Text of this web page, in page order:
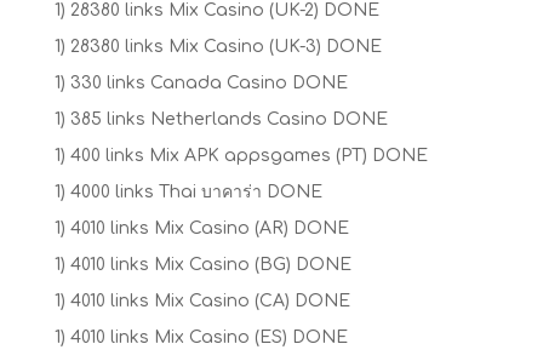
1) 28380 links Mix Casino (UK-2) DONE
1) 28380 links Mix Casino (UK-3) DONE
1) 330 links Canada Casino DONE
1) 385 links Netherlands Casino DONE
1) 400 links Mix APK appsgames (PT) DONE
1) 4000 links Thai บาคาร่า DONE
1) 4010 links Mix Casino (AR) DONE
1) 4010 links Mix Casino (BG) DONE
1) 4010 links Mix Casino (CA) DONE
1) 4010 links Mix Casino (ES) DONE